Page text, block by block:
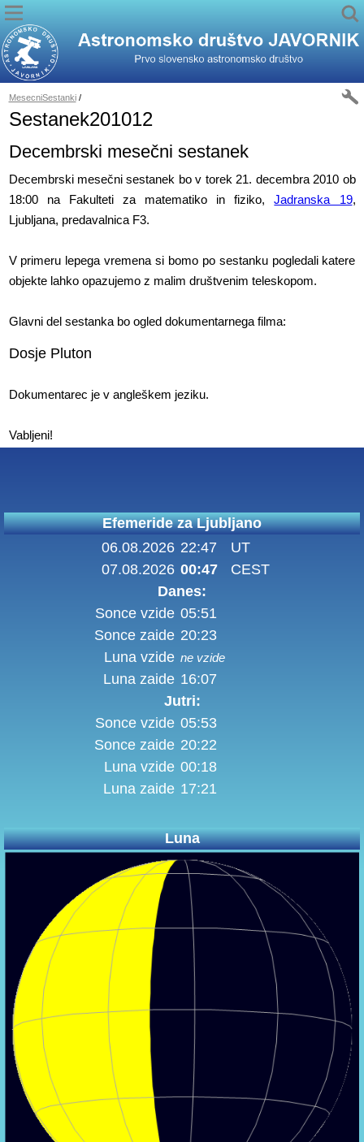
MesecniSestanki/
Sestanek201012
Decembrski mesečni sestanek
Decembrski mesečni sestanek bo v torek 21. decembra 2010 ob
18:00 na Fakulteti za matematiko in fiziko,Jadranska 19,
Ljubljana, predavalnica F3.
V primeru lepega vremena si bomo po sestanku pogledali katere
objekte lahko opazujemo z malim društvenim teleskopom.
Glavni del sestanka bo ogled dokumentarnega filma:
Dosje Pluton
Dokumentarec je v angleškem jeziku.
Vabljeni!
Efemeride za Ljubljano
06.08.2026 22:47
UT
07.08.2026 00:47
CEST
Danes:
Sonce vzide 05:51
Sonce zaide 20:23
Luna vzide ne vzide
Luna zaide 16:07
Jutri:
Sonce vzide 05:53
Sonce zaide 20:22
Luna vzide 00:18
Luna zaide 17:21
Luna